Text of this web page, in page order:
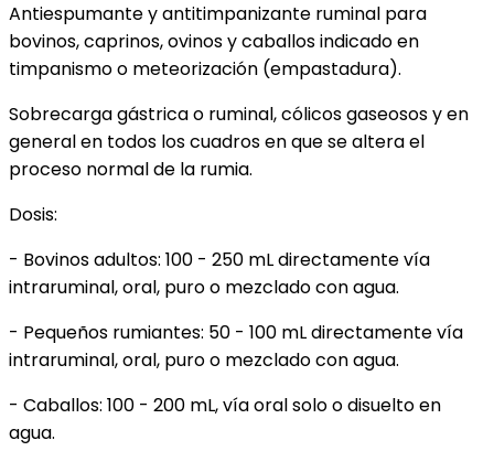
Antiespumante y antitimpanizante ruminal para
bovinos, caprinos, ovinos y caballos indicado en
timpanismo o meteorización (empastadura).
Sobrecarga gástrica o ruminal, cólicos gaseosos y en
general en todos los cuadros en que se altera el
proceso normal de la rumia.
Dosis:
- Bovinos adultos: 100 - 250 mL directamente vía
intraruminal, oral, puro o mezclado con agua.
- Pequeños rumiantes: 50 - 100 mL directamente vía
intraruminal, oral, puro o mezclado con agua.
- Caballos: 100 - 200 mL, vía oral solo o disuelto en
agua.